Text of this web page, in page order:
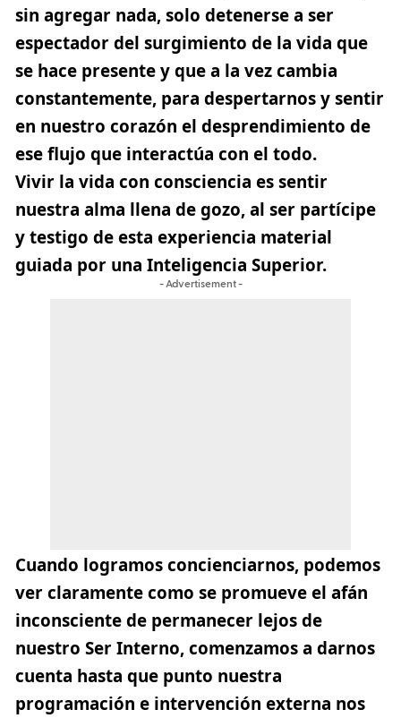
sin agregar nada, solo detenerse a ser
espectador del surgimiento de la vida que
se hace presente y que a la vez cambia
constantemente, para despertarnos y sentir
en nuestro corazón el desprendimiento de
ese flujo que interactúa con el todo.
Vivir la vida con consciencia es sentir
nuestra alma llena de gozo, al ser partícipe
y testigo de esta experiencia material
guiada por una Inteligencia Superior.
- Advertisement -
Cuando logramos concienciarnos, podemos
ver claramente como se promueve el afán
inconsciente de permanecer lejos de
nuestro Ser Interno, comenzamos a darnos
cuenta hasta que punto nuestra
programación e intervención externa nos